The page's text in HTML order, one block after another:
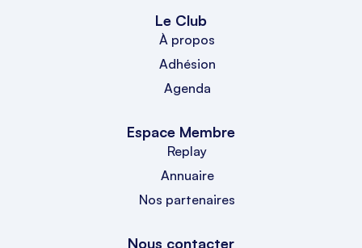
Le Club
À propos
Adhésion
Agenda
Espace Membre
Replay
Annuaire
Nos partenaires
Nous contacter